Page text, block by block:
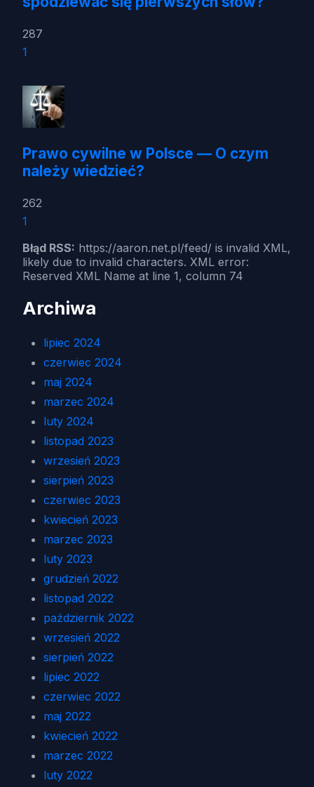
287
1
Prawo cywilne w Polsce — O czym
należy wiedzieć?
262
1
Błąd RSS: https://aaron.net.pl/feed/ is invalid XML,
likely due to invalid characters. XML error:
Reserved XML Name at line 1, column 74
Archiwa
lipiec 2024
czerwiec 2024
maj 2024
marzec 2024
luty 2024
listopad 2023
wrzesień 2023
sierpień 2023
czerwiec 2023
kwiecień 2023
marzec 2023
luty 2023
grudzień 2022
listopad 2022
październik 2022
wrzesień 2022
sierpień 2022
lipiec 2022
czerwiec 2022
maj 2022
kwiecień 2022
marzec 2022
luty 2022